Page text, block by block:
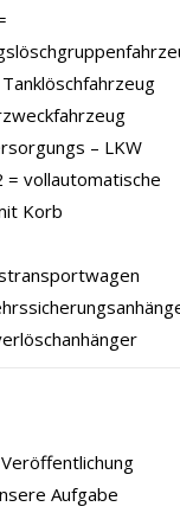
– LKW
= vollautomatische
Korb
Aufgabe